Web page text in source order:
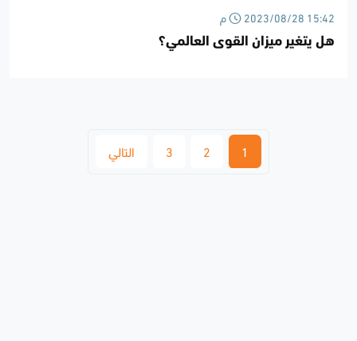
2023/08/28 15:42 م
هل يتغير ميزان القوى العالمي؟
1
2
3 التالي